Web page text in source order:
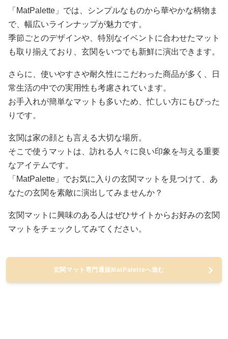
「MatPalette」では、シンプルなものから華やかな柄物ま
で、幅広いラインナップが魅力です。
季節ごとのデザインや、特別なイベントに合わせたマット
も取り揃えており、玄関をいつでも新鮮に演出できます。
さらに、使いやすさや耐久性にこだわった商品が多く、日
常生活の中での実用性も考慮されています。
お手入れが簡単なマットも多いため、忙しい方にもぴった
りです。
玄関は家の顔とも言える大切な場所。
そこで使うマットは、訪れる人々に良い印象を与える重要
なアイテムです。
「MatPalette」でお気に入りの玄関マットを見つけて、あ
なたの玄関を素敵に演出してみませんか？
玄関マットに興味のある人はぜひサイトからお好みの玄関
マットをチェックしてみてください。
玄関マット専門通販MatPaletteへ進む